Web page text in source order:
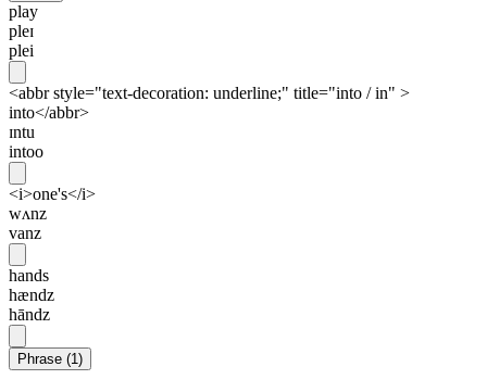
play
pleɪ
plei
<abbr style="text-decoration: underline;" title="into / in" >
into</abbr>
ɪntu
intoo
<i>one's</i>
wʌnz
vanz
hands
hændz
hāndz
Phrase (1)